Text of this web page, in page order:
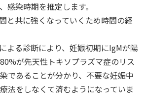
感染時期を推定します。
と共に強くなっていくため時間の経
よる診断により、妊娠初期にIgMが陽
が先天性トキソプラズマ症のリス
であることが分かり、不要な妊娠中
法をしなくて済むようになっていま